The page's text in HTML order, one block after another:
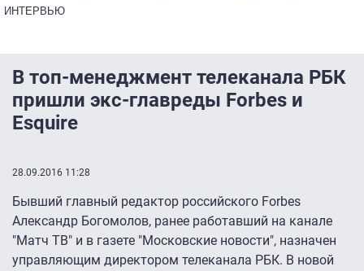
ИНТЕРВЬЮ
В топ-менеджмент телеканала РБК
пришли экс-главреды Forbes и
Esquire
28.09.2016 11:28
Бывший главный редактор российского Forbes
Александр Богомолов, ранее работавший на канале
"Матч ТВ" и в газете "Московские новости", назначен
управляющим директором телеканала РБК. В новой